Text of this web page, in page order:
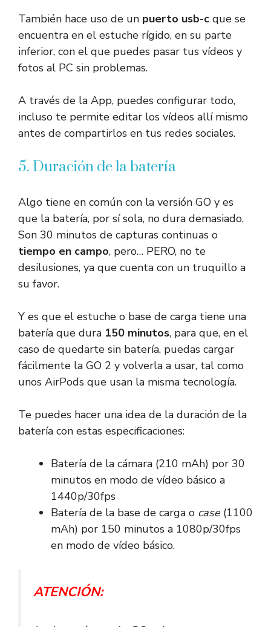
También hace uso de un puerto usb-c que se
encuentra en el estuche rígido, en su parte
inferior, con el que puedes pasar tus vídeos y
fotos al PC sin problemas.
A través de la App, puedes configurar todo,
incluso te permite editar los vídeos allí mismo
antes de compartirlos en tus redes sociales.
5. Duración de la batería
Algo tiene en común con la versión GO y es
que la batería, por sí sola, no dura demasiado.
Son 30 minutos de capturas continuas o
tiempo en campo, pero… PERO, no te
desilusiones, ya que cuenta con un truquillo a
su favor.
Y es que el estuche o base de carga tiene una
batería que dura 150 minutos, para que, en el
caso de quedarte sin batería, puedas cargar
fácilmente la GO 2 y volverla a usar, tal como
unos AirPods que usan la misma tecnología.
Te puedes hacer una idea de la duración de la
batería con estas especificaciones:
Batería de la cámara (210 mAh) por 30
minutos en modo de vídeo básico a
1440p/30fps
Batería de la base de carga o case(1100
mAh) por 150 minutos a 1080p/30fps
en modo de vídeo básico.
ATENCIÓN: